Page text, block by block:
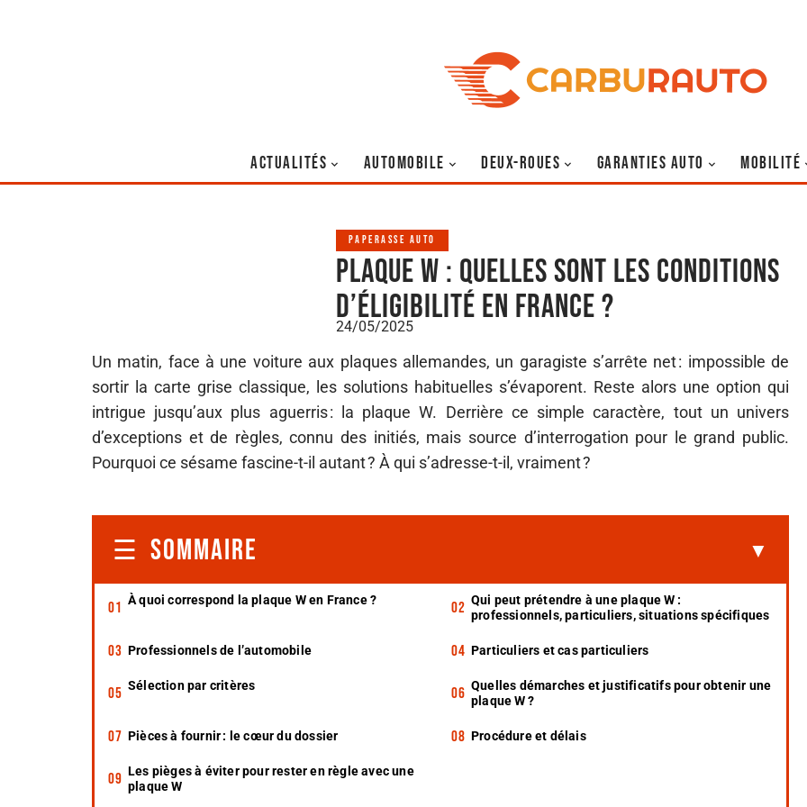
ACTUALITÉS AUTOMOBILE DEUX-ROUES GARANTIES AUTO MOBILITÉ
PAPERASSE AUTO
Plaque W : quelles sont les conditions
d’éligibilité en France ?
24/05/2025
Un matin, face à une voiture aux plaques allemandes, un garagiste s’arrête net : impossible de
sortir la carte grise classique, les solutions habituelles s’évaporent. Reste alors une option qui
intrigue jusqu’aux plus aguerris : la plaque W. Derrière ce simple caractère, tout un univers
d’exceptions et de règles, connu des initiés, mais source d’interrogation pour le grand public.
Pourquoi ce sésame fascine-t-il autant ? À qui s’adresse-t-il, vraiment ?
SOMMAIRE
À quoi correspond la plaque W en France ?
Qui peut prétendre à une plaque W :
professionnels, particuliers, situations spécifiques
Professionnels de l’automobile Particuliers et cas particuliers
Sélection par critères
Quelles démarches et justificatifs pour obtenir une
plaque W ?
Pièces à fournir : le cœur du dossier Procédure et délais
Les pièges à éviter pour rester en règle avec une
plaque W